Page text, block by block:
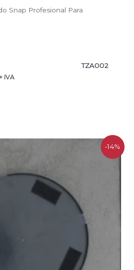
Snap Profesional Para
TZA002
IVA
-14%